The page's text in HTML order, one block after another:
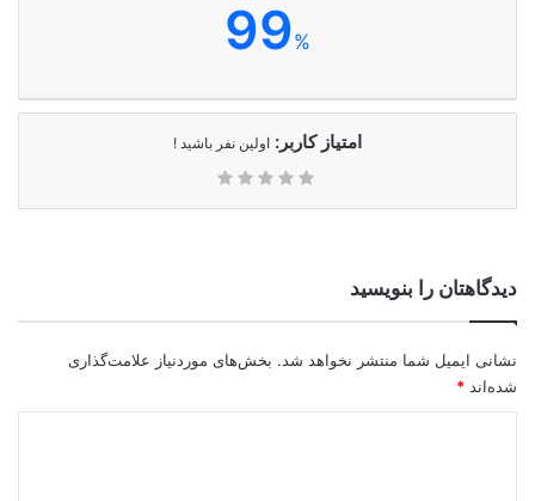
99%
امتیاز کاربر: اولین نفر باشید !
دیدگاهتان را بنویسید
نشانی ایمیل شما منتشر نخواهد شد. بخش‌های موردنیاز علامت‌گذاری
شده‌اند *